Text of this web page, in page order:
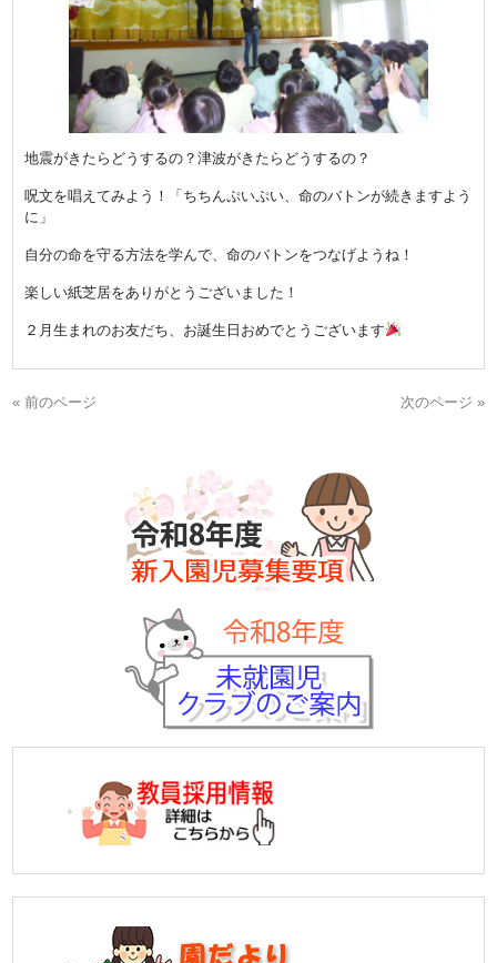
地震がきたらどうするの？津波がきたらどうするの？
呪文を唱えてみよう！「ちちんぷいぷい、命のバトンが続きますよう
に」
自分の命を守る方法を学んで、命のバトンをつなげようね！
楽しい紙芝居をありがとうございました！
２月生まれのお友だち、お誕生日おめでとうございます
« 前のページ 次のページ »